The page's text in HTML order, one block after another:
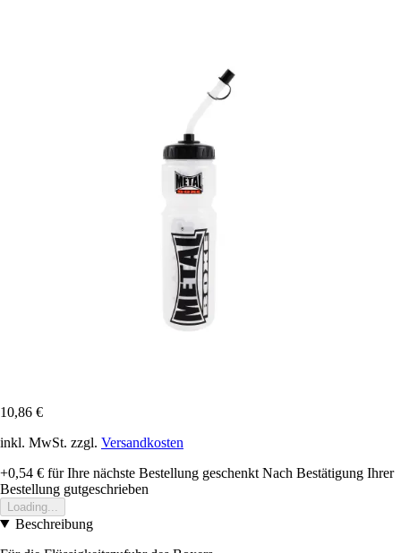
10,86 €
inkl. MwSt. zzgl. Versandkosten
+0,54 € für Ihre nächste Bestellung geschenkt Nach Bestätigung Ihrer
Bestellung gutgeschrieben
Loading...
Beschreibung